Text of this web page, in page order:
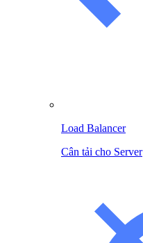
Load Balancer
Cân tải cho Server